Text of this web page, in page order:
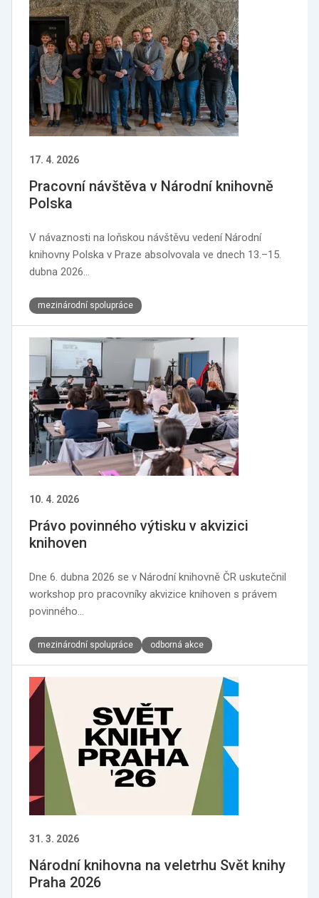
17. 4. 2026
Pracovní návštěva v Národní knihovně
Polska
V návaznosti na loňskou návštěvu vedení Národní
knihovny Polska v Praze absolvovala ve dnech 13.–15.
dubna 2026…
mezinárodní spolupráce
10. 4. 2026
Právo povinného výtisku v akvizici
knihoven
Dne 6. dubna 2026 se v Národní knihovně ČR uskutečnil
workshop pro pracovníky akvizice knihoven s právem
povinného…
mezinárodní spolupráce odborná akce
31. 3. 2026
Národní knihovna na veletrhu Svět knihy
Praha 2026